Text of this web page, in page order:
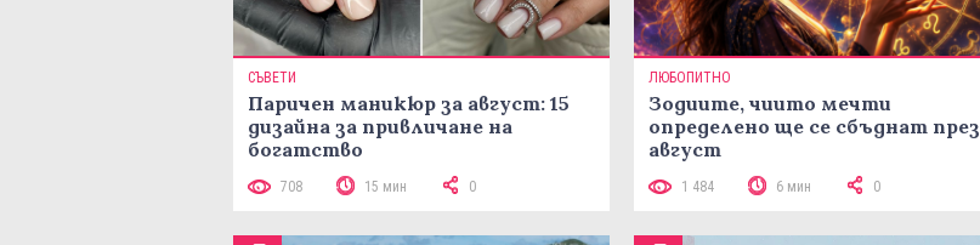
СЪВЕТИ
Паричен маникюр за август: 15
дизайна за привличане на
богатство
708 15 мин 0
ЛЮБОПИТНО
Зодиите, чиито мечти
определено ще се сбъднат през
август
1 484 6 мин 0